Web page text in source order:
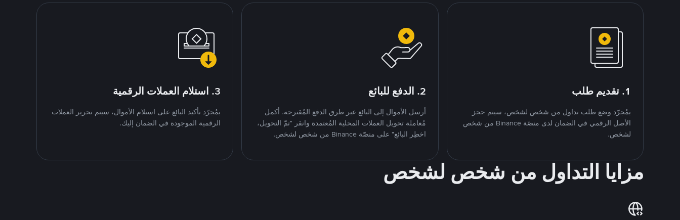
1. تقديم طلب
بمُجرّد وضع طلب تداول من شخص لشخص، سيتم حجز
الأصل الرقمي في الضمان لدى منصّة Binance من شخص
لشخص.
2. الدفع للبائع
أرسل الأموال إلى البائع عبر طرق الدفع المُقترحة. أكمل
مُعاملة تحويل العملات المحلية المُعتمدة وانقر "تمّ التحويل،
اخطِر البائع" على منصّة Binance من شخص لشخص.
3. استلام العملات الرقمية
بمُجرّد تأكيد البائع على استلام الأموال، سيتم تحرير العملات
الرقمية الموجودة في الضمان إليك.
مزايا التداول من شخص لشخص